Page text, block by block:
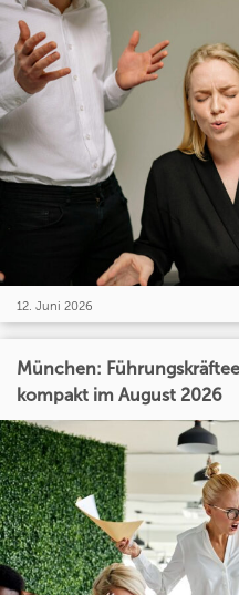
12. Juni 2026
München:
kompakt im August 2026